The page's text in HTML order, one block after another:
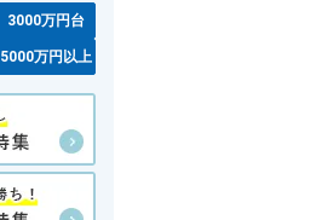
3000万円台
5000万円以上